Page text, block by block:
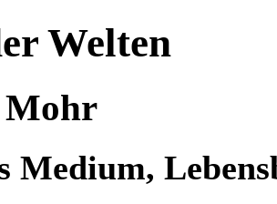
Welten
Mohr
Medium,